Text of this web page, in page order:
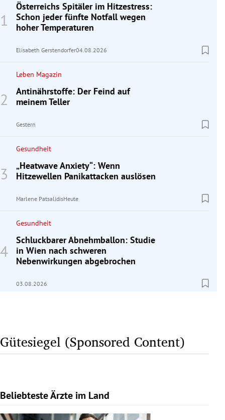
Österreichs Spitäler im Hitzestress:
Schon jeder fünfte Notfall wegen
hoher Temperaturen
Elisabeth Gerstendorfer04.08.2026
Leben Magazin
Antinährstoffe: Der Feind auf
meinem Teller
Gestern
Gesundheit
„Heatwave Anxiety“: Wenn
Hitzewellen Panikattacken auslösen
Marlene PatsalidisHeute
Gesundheit
Schluckbarer Abnehmballon: Studie
in Wien nach schweren
Nebenwirkungen abgebrochen
03.08.2026
Gütesiegel (Sponsored Content)
Beliebteste Ärzte im Land
Slide 1 von 1